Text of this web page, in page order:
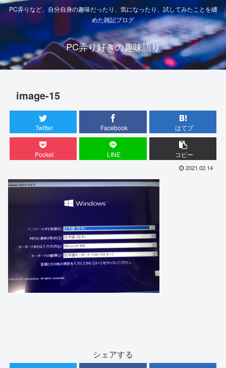
PC弄りなど、自分自身の趣味だったり、気になったり、試してみたことを纏
めた雑記ブログ
PC弄り好きの趣味語り
image-15
Twitter Facebook はてブ
Pocket LINE コピー
2021.02.14
シェアする